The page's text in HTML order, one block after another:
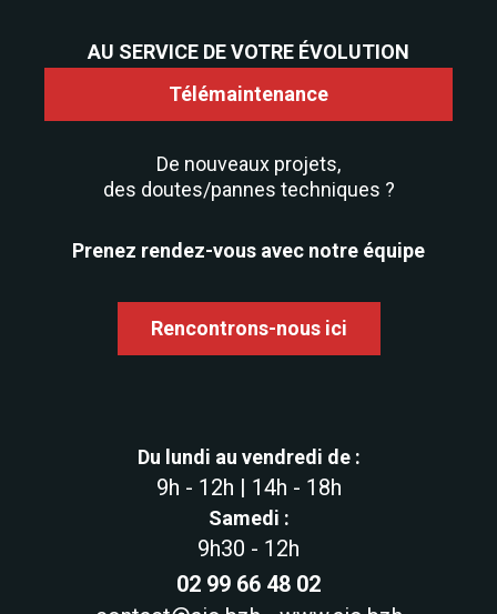
AU SERVICE DE VOTRE ÉVOLUTION
Télémaintenance
De nouveaux projets,
des doutes/pannes techniques ?
Prenez rendez-vous avec notre équipe
Rencontrons-nous ici
Du lundi au vendredi de :
9h - 12h | 14h - 18h
Samedi :
9h30 - 12h
02 99 66 48 02